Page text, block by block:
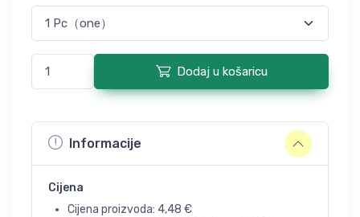
Dodaj u košaricu
Informacije
Cijena
Cijena proizvoda: 4,48 €